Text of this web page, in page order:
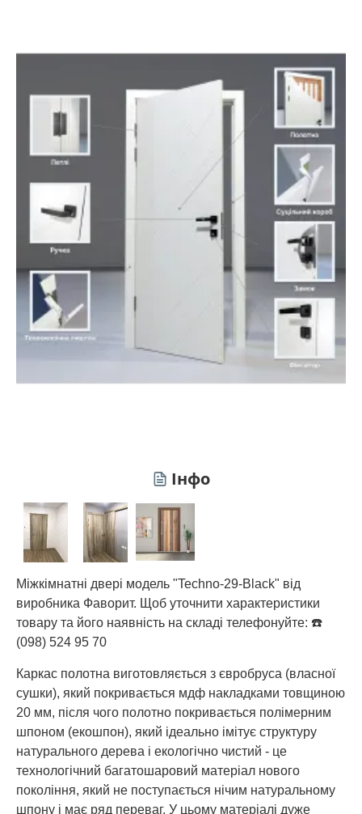
Інфо
Міжкімнатні двері модель "Techno-29-Black" від
виробника Фаворит. Щоб уточнити характеристики
товару та його наявність на складі телефонуйте: ☎️
(098) 524 95 70
Каркас полотна виготовляється з євробруса (власної
сушки), який покривається мдф накладками товщиною
20 мм, після чого полотно покривається полімерним
шпоном (екошпон), який ідеально імітує структуру
натурального дерева і екологічно чистий - це
технологічний багатошаровий матеріал нового
покоління, який не поступається нічим натуральному
шпону і має ряд переваг. У цьому матеріалі дуже